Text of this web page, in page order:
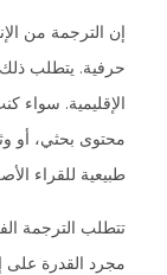
إن الترجمة من
حرفية. يتطلب ذلك
الإقليمية. سواء
محتوى بحثي، أو
طبيعية للقراء
تتطلب الترجمة
مجرد القدرة على